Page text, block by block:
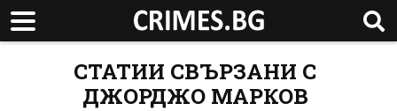
СТАТИИ СВЪРЗАНИ С
ДЖОРДЖО МАРКОВ